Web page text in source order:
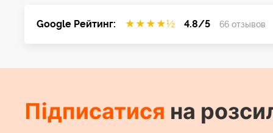
Google Рейтинг: ★ ★ ★ ★½ 4.8/5 66 отзывов
Підписатися на